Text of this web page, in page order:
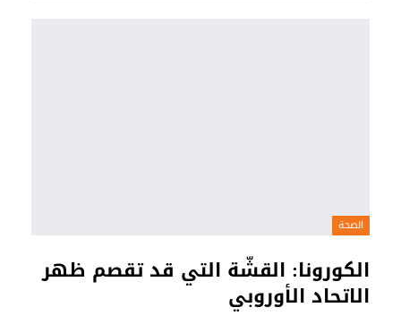
الصحة
الكورونا: القشّة التي قد تقصم ظهر
الاتحاد الأوروبي